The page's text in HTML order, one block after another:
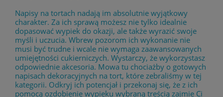
Napisy na tortach nadają im absolutnie wyjątkowy
charakter. Za ich sprawą możesz nie tylko idealnie
dopasować wypiek do okazji, ale także wyrazić swoje
myśli i uczucia. Wbrew pozorom ich wykonanie nie
musi być trudne i wcale nie wymaga zaawansowanych
umiejętności cukierniczych. Wystarczy, że wykorzystasz
odpowiednie akcesoria. Mowa tu chociażby o gotowych
napisach dekoracyjnych na tort, które zebraliśmy w tej
kategorii. Odkryj ich potencjał i przekonaj się, że z ich
pomocą ozdobienie wypieku wybraną treścią zajmie Ci